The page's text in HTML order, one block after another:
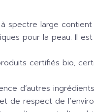
spectre large
pour la peau. Il
certifiés bio,
d’autres
de respect de